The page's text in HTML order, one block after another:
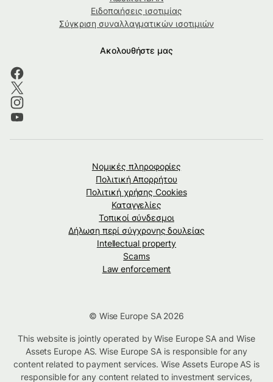
Ειδοποιήσεις ισοτιμίας
Σύγκριση συναλλαγματικών ισοτιμιών
Ακολουθήστε μας
Νομικές πληροφορίες
Πολιτική Απορρήτου
Πολιτική χρήσης Cookies
Καταγγελίες
Τοπικοί σύνδεσμοι
Δήλωση περί σύγχρονης δουλείας
Intellectual property
Scams
Law enforcement
© Wise Europe SA 2026
This website is jointly operated by Wise Europe SA and Wise
Assets Europe AS. Wise Europe SA is responsible for any
content related to payment services. Wise Assets Europe AS is
responsible for any content related to investment services,